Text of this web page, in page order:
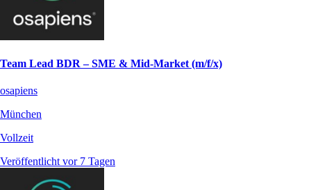
Team Lead BDR – SME & Mid-Market (m/f/x)
osapiens
München
Vollzeit
Veröffentlicht vor 7 Tagen